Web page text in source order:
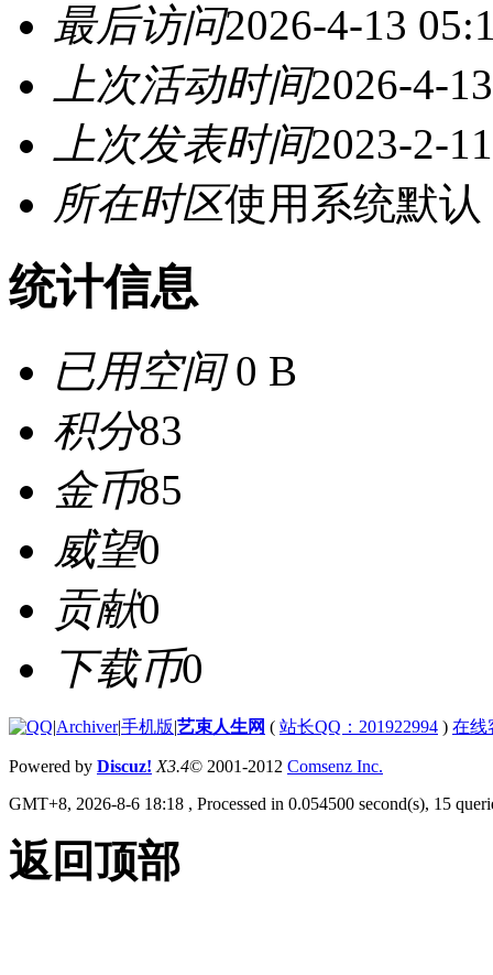
最后访问2026-4-13
上次活动时间2026-4-
上次发表时间2023-2-
所在时区使用系统默认
统计信息
已用空间0 B
积分83
金币85
威望0
贡献0
下载币0
|Archiver|手机版|艺束人生网 ( 站长QQ：201922994 ) 在线
Powered by Discuz! X3.4© 2001-2012 Comsenz Inc.
GMT+8, 2026-8-6 18:18 , Processed in 0.054500 second(s), 15
返回顶部